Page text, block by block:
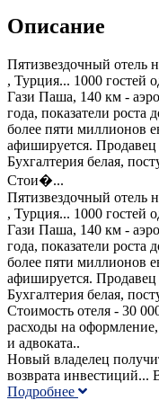
Описание
Пятизвездочный отель
, Турция... 1000 гостей
Гази Паша, 140 км -
года, показатели роста
более пяти миллионов
афишируется. Продавец
Бухгалтерия белая,
Стои�...
Пятизвездочный отель
, Турция... 1000 гостей
Гази Паша, 140 км -
года, показатели роста
более пяти миллионов
афишируется. Продавец
Бухгалтерия белая,
Стоимость отеля - 30
расходы на
и адвоката..
Новый владелец
возврата инвестиций...
Подробнее